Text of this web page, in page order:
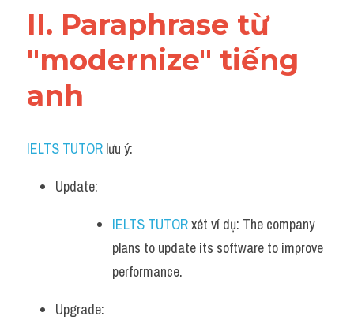
II. Paraphrase từ
"modernize" tiếng
anh
IELTS TUTOR lưu ý:
Update:
IELTS TUTOR xét ví dụ: The company
plans to update its software to improve
performance.
Upgrade: